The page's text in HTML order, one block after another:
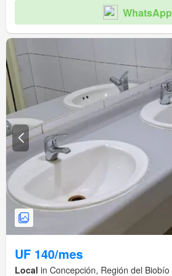
WhatsApp
UF 140/mes
Local in Concepción, Región del Biobío